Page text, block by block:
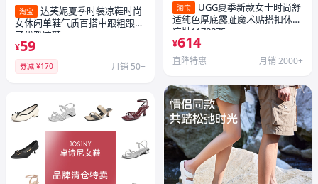
淘宝
达芙妮夏季时装凉鞋时尚
女休闲单鞋气质百搭中跟粗跟鞋
子优雅凉鞋
¥59
券减 ¥170 月销 50+
淘宝
UGG夏季新款女士时尚舒
适纯色厚底露趾魔术贴搭扣休闲
凉鞋1178875
¥614
直降特惠 月销 2000+